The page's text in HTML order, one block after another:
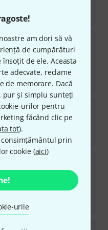
am dori să vă
de cumpărături
de ele. Aceasta
adecvate, reclame
de memorare. Dacă
pur și simplu sunteți
urilor pentru
făcând clic pe
tot).
prin
cookie (aici)
urile
B-Stock
:1.444 lei
: 1.890
Black B-Stock